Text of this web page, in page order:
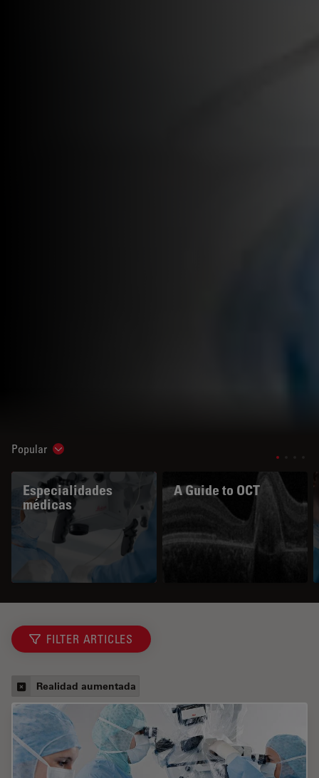
Popular Show subnavigation
Especialidades
médicas
A Guide to OCT
FILTER ARTICLES
Realidad aumentada